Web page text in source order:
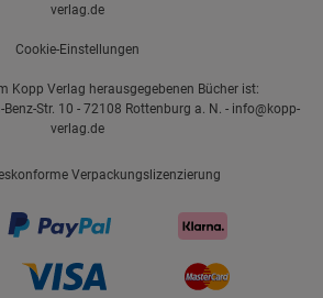
verlag.de
Cookie-Einstellungen
Kopp Verlag herausgegebenen Bücher ist:
Benz-Str. 10 - 72108 Rottenburg a. N. - info@kopp-
verlag.de
Verpackungslizenzierung